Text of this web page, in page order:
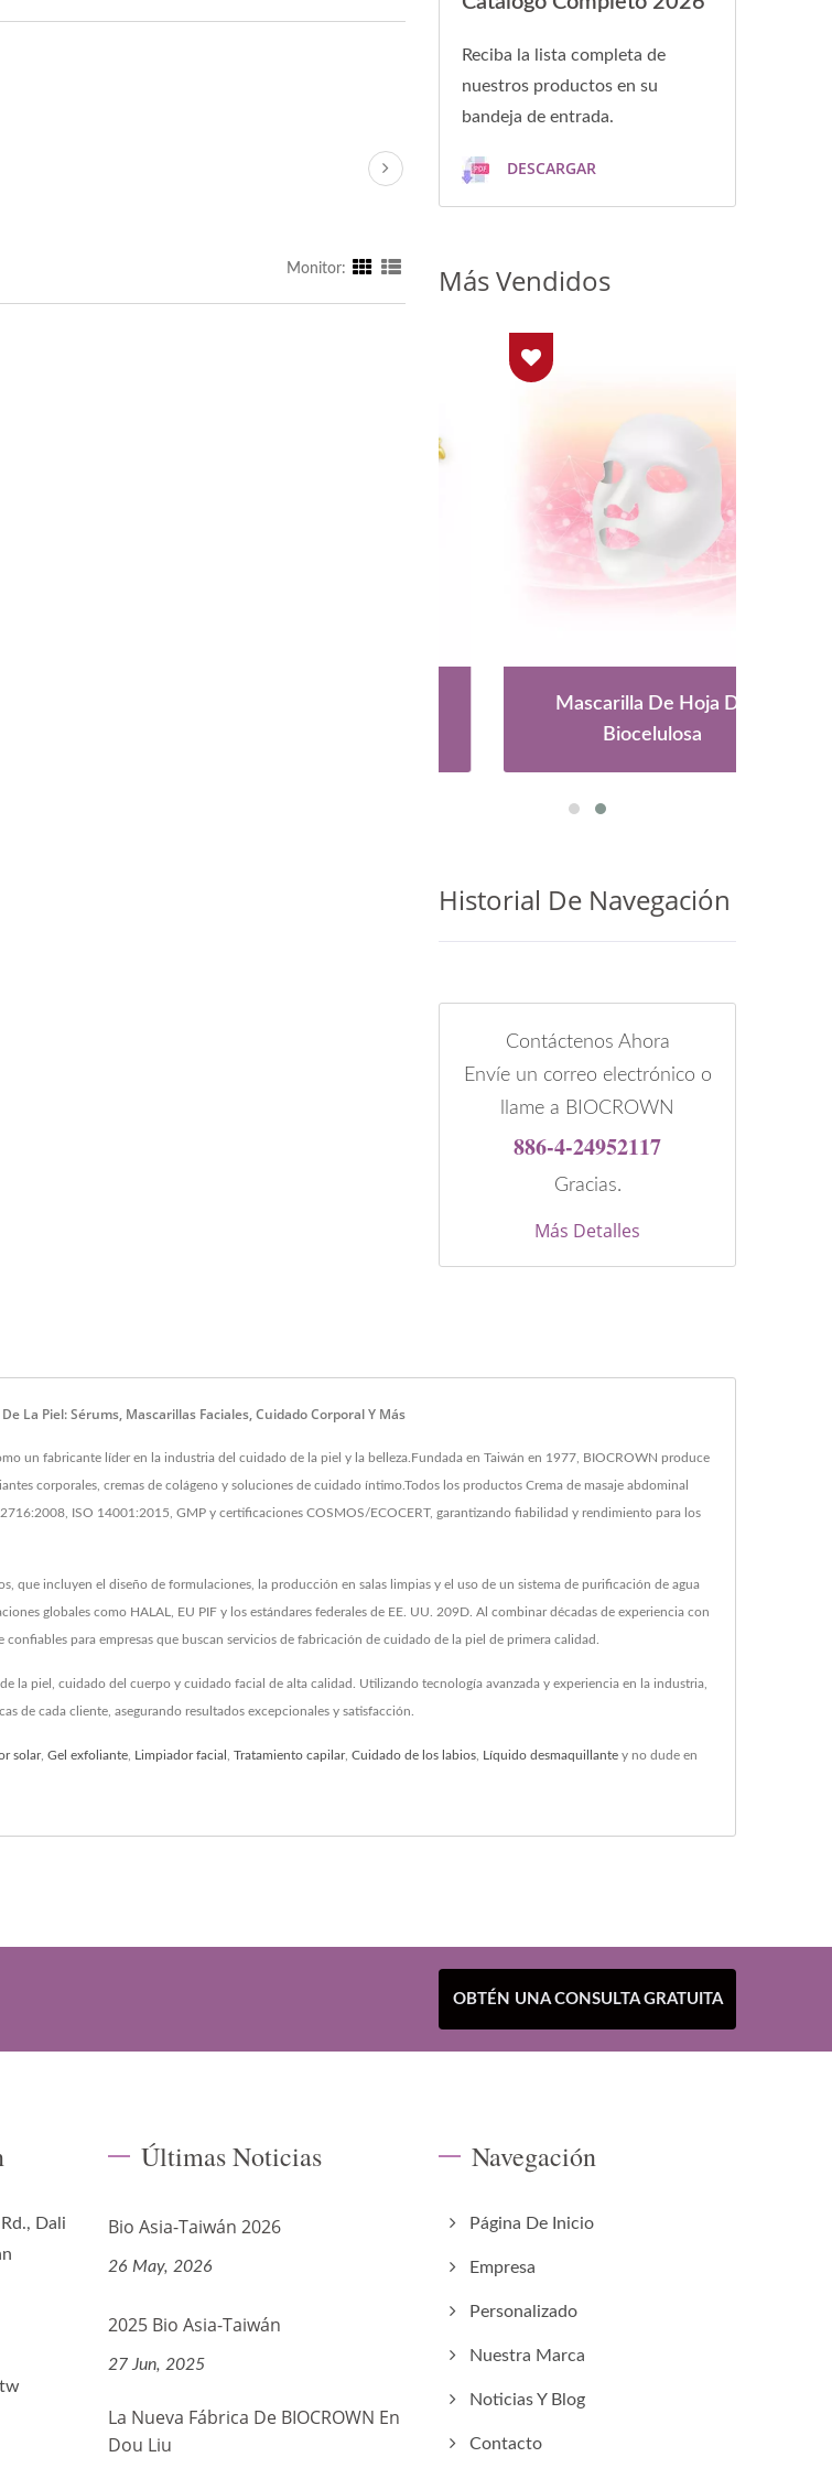
Monitor:
Reciba la lista completa de
nuestros productos en su
bandeja de entrada.
DESCARGAR
Más Vendidos
Mascarilla De Hoja De
Biocelulosa
Historial De Navegación
Contáctenos Ahora
Envíe un correo electrónico o
llame a BIOCROWN
886-4-24952117
Gracias.
Más Detalles
La Piel: Sérums, Mascarillas Faciales, Cuidado Corporal Y Más
un fabricante líder en la industria del cuidado de la piel y la belleza.Fundada en Taiwán en 1977, BIOCROWN produce
corporales, cremas de colágeno y soluciones de cuidado íntimo.Todos los productos Crema de masaje abdominal
ISO 14001:2015, GMP y certificaciones COSMOS/ECOCERT, garantizando fiabilidad y rendimiento para los
que incluyen el diseño de formulaciones, la producción en salas limpias y el uso de un sistema de purificación de agua
globales como HALAL, EU PIF y los estándares federales de EE. UU. 209D. Al combinar décadas de experiencia con
para empresas que buscan servicios de fabricación de cuidado de la piel de primera calidad.
la piel, cuidado del cuerpo y cuidado facial de alta calidad. Utilizando tecnología avanzada y experiencia en la industria,
de cada cliente, asegurando resultados excepcionales y satisfacción.
solar, Gel exfoliante Limpiador facial Tratamiento capilar, Cuidado de los labios Líquido desmaquillante y no dude en
OBTÉN UNA CONSULTA GRATUITA
Dali
Últimas Noticias
Bio Asia-Taiwán 2026
26 May, 2026
2025 Bio Asia-Taiwán
27 Jun, 2025
La Nueva Fábrica De BIOCROWN En
Dou Liu
Navegación
Página De Inicio
Empresa
Personalizado
Nuestra Marca
Noticias Y Blog
Contacto